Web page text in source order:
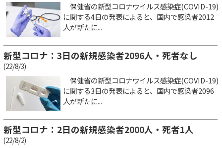
保健省の新型コロナウイルス感染症(COVID-19)
に関する4日の発表によると、国内で感染者2012
人が新たに...
新型コロナ：3日の新規感染者2096人・死者なし
(22/8/3)
保健省の新型コロナウイルス感染症(COVID-19)
に関する3日の発表によると、国内で感染者2096
人が新たに...
新型コロナ：2日の新規感染者2000人・死者1人
(22/8/2)